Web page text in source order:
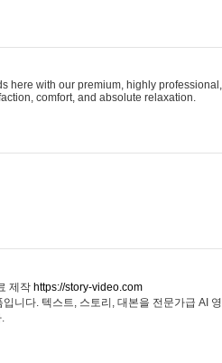
here with our premium, highly professional,
comfort, and absolute relaxation.
제작 https://story-video.com
니다. 텍스트, 스토리, 대본을 전문가급 AI